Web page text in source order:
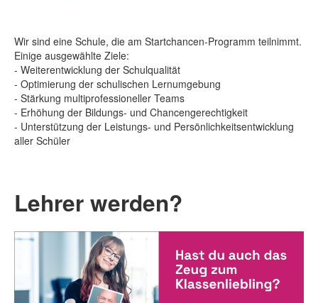
Wir sind eine Schule, die am Startchancen-Programm teilnimmt.
Einige ausgewählte Ziele:
- Weiterentwicklung der Schulqualität
- Optimierung der schulischen Lernumgebung
- Stärkung multiprofessioneller Teams
- Erhöhung der Bildungs- und Chancengerechtigkeit
- Unterstützung der Leistungs- und Persönlichkeitsentwicklung
aller Schüler
Lehrer werden?